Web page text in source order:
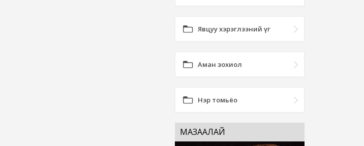
Явцуу хэрэглээний үг
Аман зохиол
Нэр томьёо
МАЗААЛАЙ